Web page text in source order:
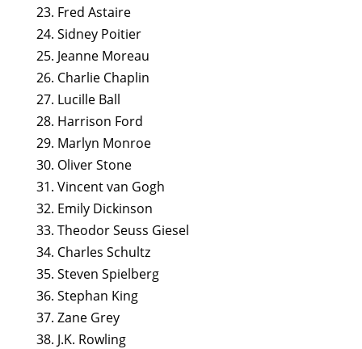
23. Fred Astaire
24. Sidney Poitier
25. Jeanne Moreau
26. Charlie Chaplin
27. Lucille Ball
28. Harrison Ford
29. Marlyn Monroe
30. Oliver Stone
31. Vincent van Gogh
32. Emily Dickinson
33. Theodor Seuss Giesel
34. Charles Schultz
35. Steven Spielberg
36. Stephan King
37. Zane Grey
38. J.K. Rowling